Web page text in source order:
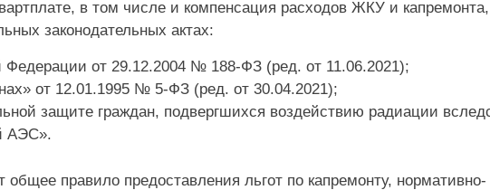
в том числе и компенсация расходов ЖКУ и капремонта,
законодательных актах:
от 29.12.2004 № 188-ФЗ (ред. от 11.06.2021);
от 12.01.1995 № 5-ФЗ (ред. от 30.04.2021);
защите граждан, подвергшихся воздействию радиации
АЭС».
правило предоставления льгот по капремонту, нормативно-